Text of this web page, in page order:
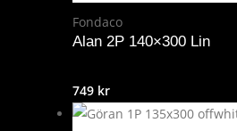
Fondaco
Alan 2P 140×300 Lin
749 kr